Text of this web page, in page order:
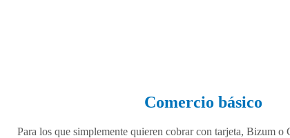
Comercio básico
Para los que simplemente quieren cobrar con tarjeta, Bizum o